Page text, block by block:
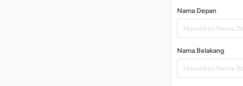
Nama Depan
Nama Belakang